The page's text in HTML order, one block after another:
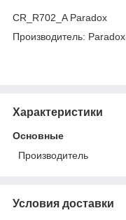
CR_R702_A Paradox
Производитель: Paradox
Характеристики
Основные
Производитель
Условия доставки